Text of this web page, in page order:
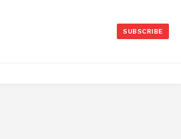
SUBSCRIBE